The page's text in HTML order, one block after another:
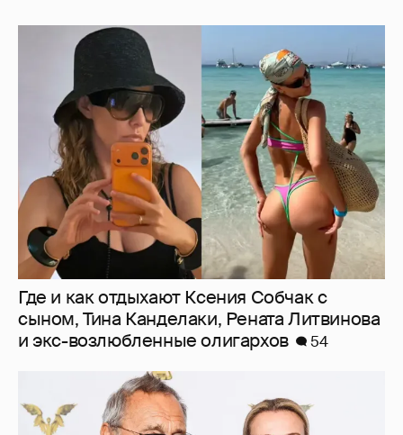
Где и как отдыхают Ксения Собчак с
сыном, Тина Канделаки, Рената Литвинова
и экс-возлюбленные олигархов
54